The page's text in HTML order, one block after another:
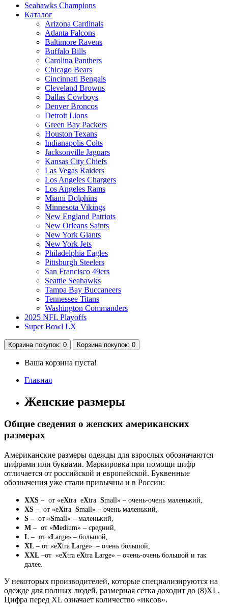
Seahawks Champions
Каталог
Arizona Cardinals
Atlanta Falcons
Baltimore Ravens
Buffalo Bills
Carolina Panthers
Chicago Bears
Cincinnati Bengals
Cleveland Browns
Dallas Cowboys
Denver Broncos
Detroit Lions
Green Bay Packers
Houston Texans
Indianapolis Colts
Jacksonville Jaguars
Kansas City Chiefs
Las Vegas Raiders
Los Angeles Chargers
Los Angeles Rams
Miami Dolphins
Minnesota Vikings
New England Patriots
New Orleans Saints
New York Giants
New York Jets
Philadelphia Eagles
Pittsburgh Steelers
San Francisco 49ers
Seattle Seahawks
Tampa Bay Buccaneers
Tennessee Titans
Washington Commanders
2025 NFL Playoffs
Super Bowl LX
Корзина покупок: 0 Корзина покупок: 0
Ваша корзина пуста!
Главная
Женские размеры
Общие сведения о женских американских
размерах
Американские размеры одежды для взрослых обозначаются
цифрами или буквами. Маркировка при помощи цифр
отличается от российской и европейской. Буквенные
обозначения уже стали привычны и в России:
XXS – от «eXtra eXtra Small» – очень-очень маленький,
XS – от «eXtra Small» – очень маленький,
S – от «Small» – маленький,
M – от «Medium» – средний,
L – от «Large» – большой,
XL – от «eXtra Large» – очень большой,
XXL –от «eXtra eXtra Large» – очень-очень большой и так
далее.
У некоторых производителей, которые специализируются на
одежде для полных людей, размерная сетка доходит до (8)XL.
Цифра перед XL означает количество «иксов».